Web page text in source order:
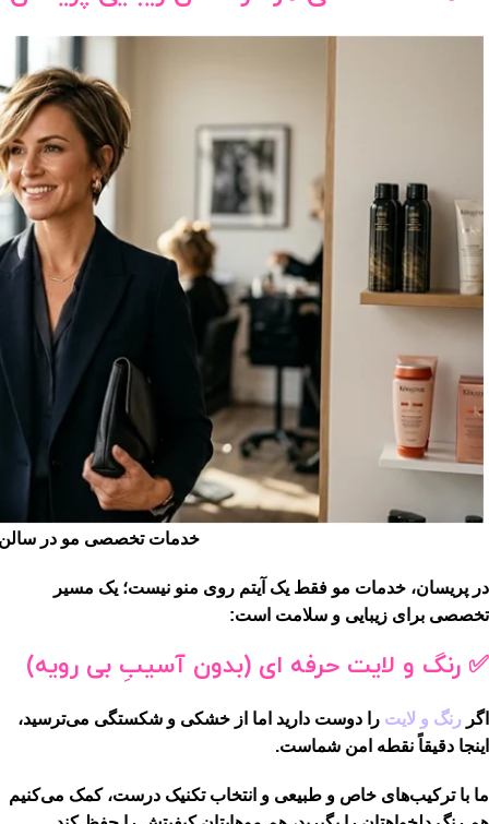
خدمات تخصصی مو در سالن
در پریسان، خدمات مو فقط یک آیتم روی منو نیست؛ یک مسیر
تخصصی برای زیبایی و سلامت است:
✅ رنگ و لایت حرفه ای (بدون آسیبِ بی رویه)
اگر رنگ و لایت را دوست دارید اما از خشکی و شکستگی می‌ترسید،
اینجا دقیقاً نقطه امن شماست.
ما باترکیب‌های خاص و طبیعی و انتخاب تکنیک درست، کمک می‌کنیم